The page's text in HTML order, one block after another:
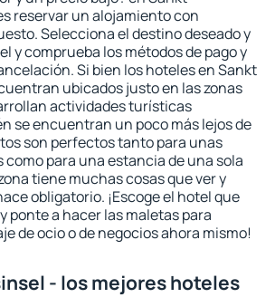
reservar un alojamiento con
Selecciona el destino deseado y
y comprueba los métodos de pago y
Si bien los hoteles en Sankt
ubicados justo en las zonas
actividades turísticas
se encuentran un poco más lejos de
son perfectos tanto para unas
para una estancia de una sola
tiene muchas cosas que ver y
obligatorio. ¡Escoge el hotel que
ponte a hacer las maletas para
de ocio o de negocios ahora mismo!
- los mejores hoteles